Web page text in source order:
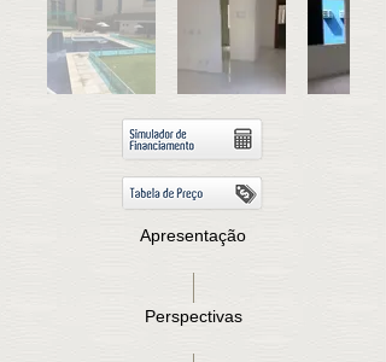
Apresentação
Perspectivas